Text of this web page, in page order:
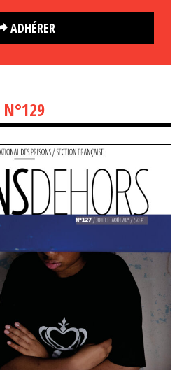
ADHÉRER
N°129